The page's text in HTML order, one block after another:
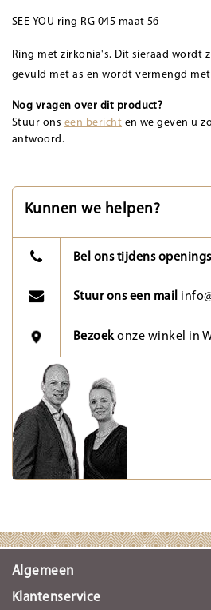
SEE YOU ring RG 045 maat 56
Ring met zirkonia's. Dit sieraad wordt
gevuld met as en wordt vermengd
Nog vragen over dit product?
Stuur ons een bericht en we geven u
antwoord.
Kunnen we helpen?
Bel ons tijdens
Stuur ons een mail
Bezoekonze winkel in
Algemeen
Klantenservice